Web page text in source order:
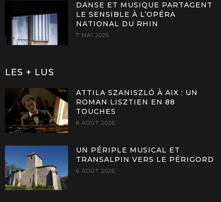
DANSE ET MUSIQUE PARTAGENT
LE SENSIBLE À L’OPÉRA
NATIONAL DU RHIN
7 MAI 2026
LES + LUS
ATTILA SZANISZLÓ À AIX : UN
ROMAN LISZTIEN EN 88
TOUCHES
8 AOÛT 2026
UN PÉRIPLE MUSICAL ET
TRANSALPIN VERS LE PÉRIGORD
6 AOÛT 2026